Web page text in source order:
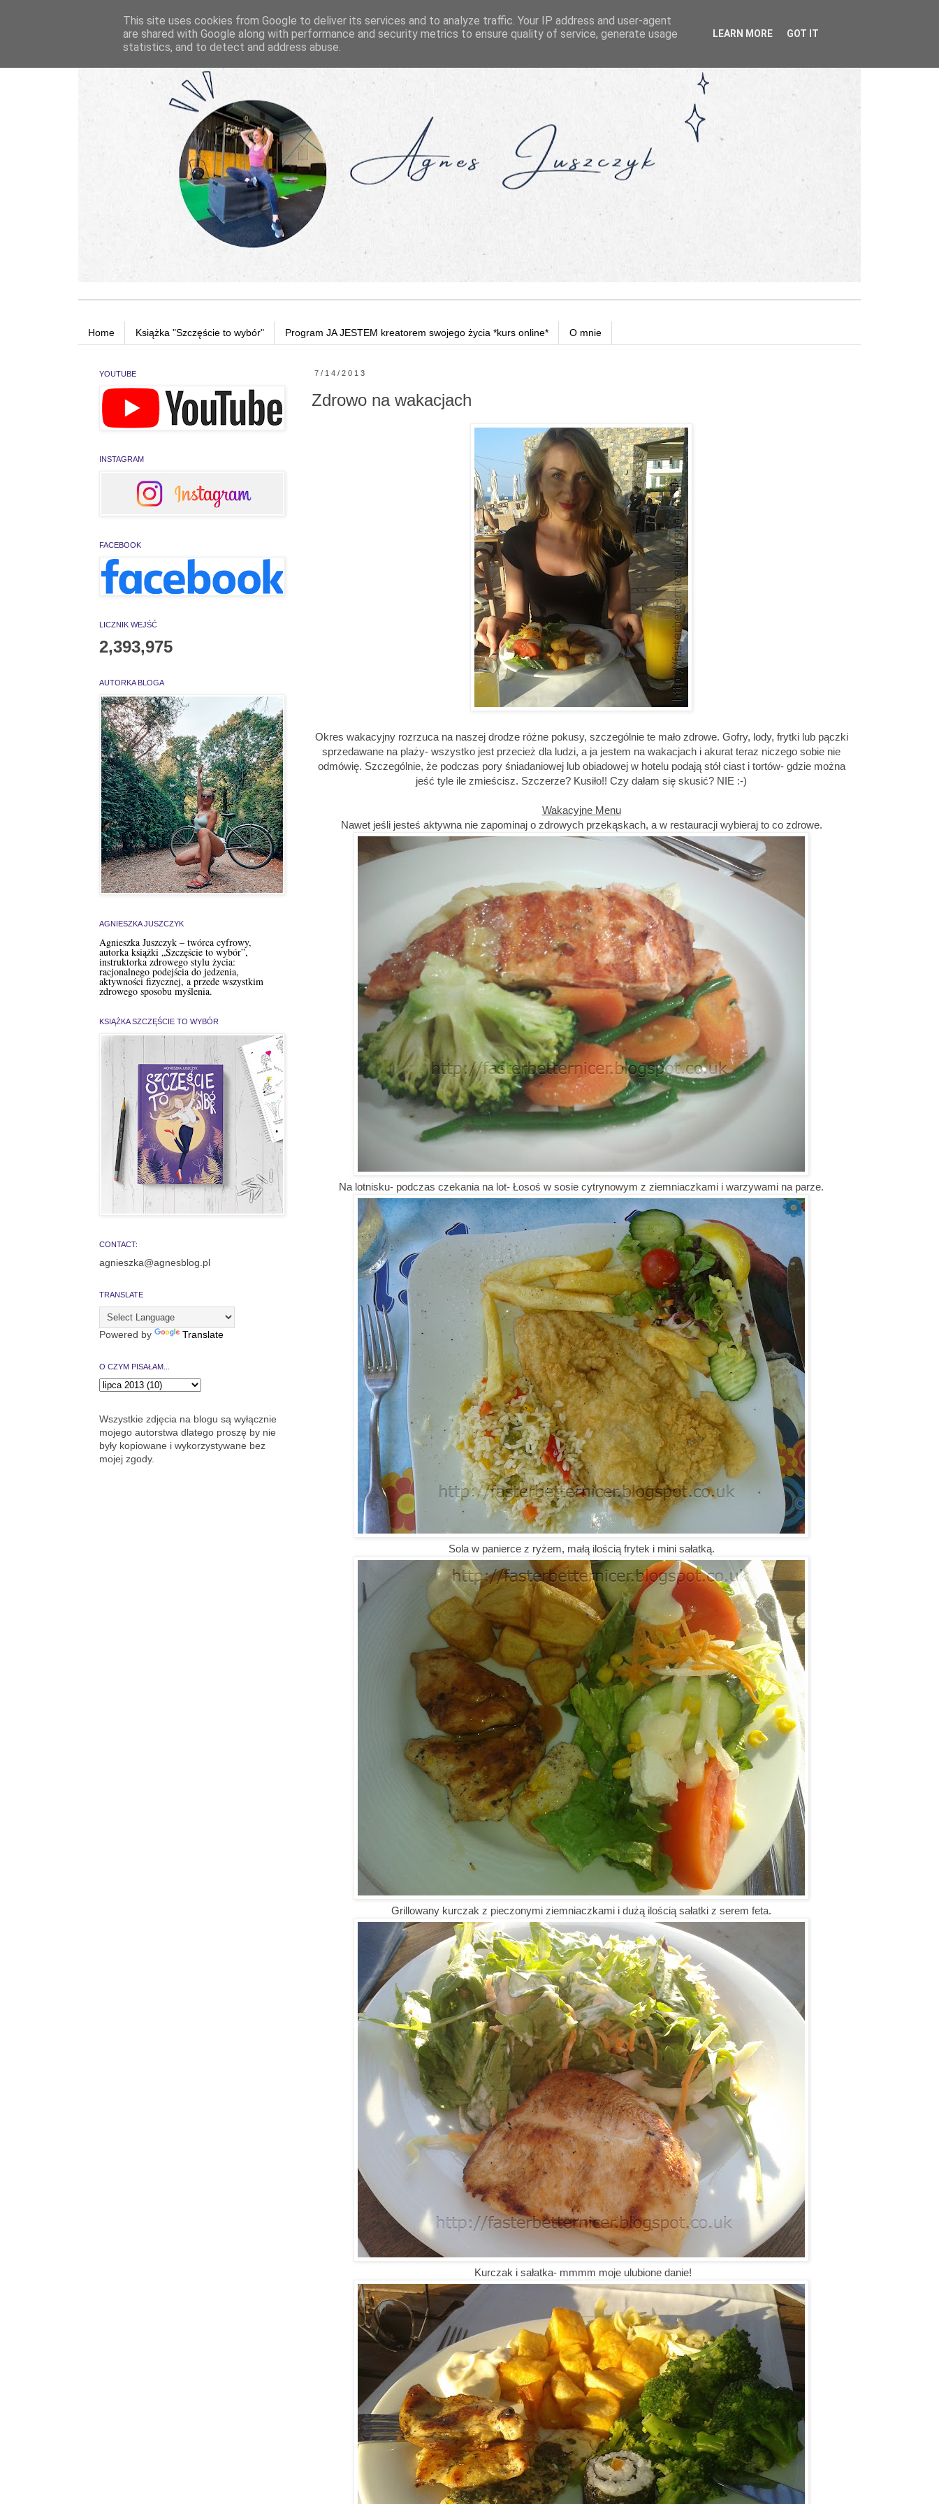
Home Książka "Szczęście to wybór" Program JA JESTEM kreatorem swojego życia *kurs online* O mnie
7/14/2013
Zdrowo na wakacjach
Okres wakacyjny rozrzuca na naszej drodze różne pokusy, szczególnie te mało zdrowe. Gofry, lody, frytki lub pączki
sprzedawane na plaży- wszystko jest przecież dla ludzi, a ja jestem na wakacjach i akurat teraz niczego sobie nie
odmówię. Szczególnie, że podczas pory śniadaniowej lub obiadowej w hotelu podają stół ciast i tortów- gdzie można
jeść tyle ile zmieścisz. Szczerze? Kusiło!! Czy dałam się skusić? NIE :-)
Wakacyjne Menu
Nawet jeśli jesteś aktywna nie zapominaj o zdrowych przekąskach, a w restauracji wybieraj to co zdrowe.
Na lotnisku- podczas czekania na lot- Łosoś w sosie cytrynowym z ziemniaczkami i warzywami na parze.
Sola w panierce z ryżem, małą ilością frytek i mini sałatką.
Grillowany kurczak z pieczonymi ziemniaczkami i dużą ilością sałatki z serem feta.
Kurczak i sałatka- mmmm moje ulubione danie!
YOUTUBE
INSTAGRAM
FACEBOOK
LICZNIK WEJŚĆ
2,393,975
AUTORKA BLOGA
AGNIESZKA JUSZCZYK
Agnieszka Juszczyk – twórca cyfrowy,
autorka książki „Szczęście to wybór”,
instruktorka zdrowego stylu życia:
racjonalnego podejścia do jedzenia,
aktywności fizycznej, a przede wszystkim
zdrowego sposobu myślenia.
KSIĄŻKA SZCZĘŚCIE TO WYBÓR
CONTACT:
agnieszka@agnesblog.pl
TRANSLATE
Powered by Translate
O CZYM PISAŁAM...
Wszystkie zdjęcia na blogu są wyłącznie
mojego autorstwa dlatego proszę by nie
były kopiowane i wykorzystywane bez
mojej zgody.
This site uses cookies from Google to deliver its services and to analyze traffic. Your IP address and user-agent
are shared with Google along with performance and security metrics to ensure quality of service, generate usage
statistics, and to detect and address abuse.
LEARN MORE GOT IT